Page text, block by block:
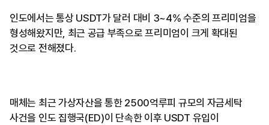
인도에서는 통상 USDT가 달러 대비 3~4% 수준의 프리미엄을
형성해왔지만, 최근 공급 부족으로 프리미엄이 크게 확대된
것으로 전해졌다.
매체는 최근 가상자산을 통한 2500억루피 규모의 자금세탁
사건을 인도 집행국(ED)이 단속한 이후 USDT 유입이